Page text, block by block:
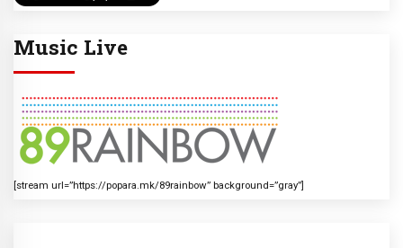
Music Live
[stream url=”https://popara.mk/89rainbow” background=”gray”]